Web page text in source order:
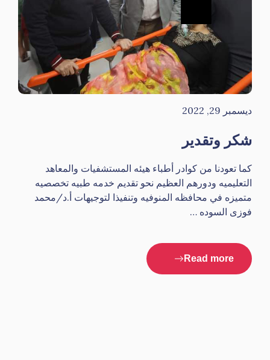
ديسمبر 29, 2022
شكر وتقدير
كما تعودنا من كوادر أطباء هيئه المستشفيات والمعاهد
التعليميه ودورهم العظيم نحو تقديم خدمه طبيه تخصصيه
متميزه في محافظه المنوفيه وتنفيذا لتوجيهات أ.د/محمد
فوزى السوده …
Read more